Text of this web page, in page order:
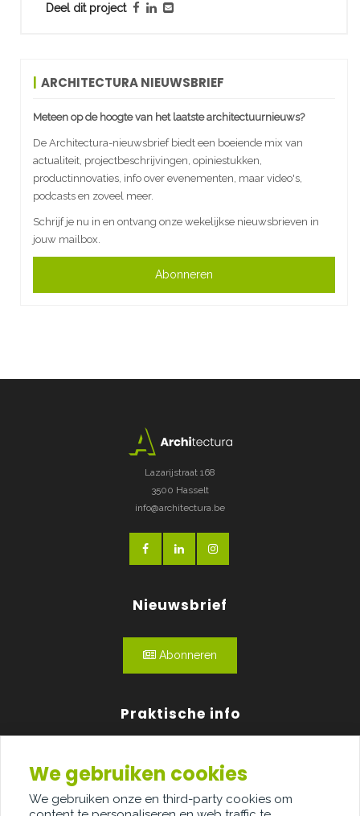
Deel dit project
ARCHITECTURA NIEUWSBRIEF
Meteen op de hoogte van het laatste architectuurnieuws?
De Architectura-nieuwsbrief biedt een boeiende mix van
actualiteit, projectbeschrijvingen, opiniestukken,
productinnovaties, info over evenementen, maar video's,
podcasts en zoveel meer.
Schrijf je nu in en ontvang onze wekelijkse nieuwsbrieven in
jouw mailbox.
Abonneren
Lazarijstraat 168
3500 Hasselt
info@architectura.be
Nieuwsbrief
Abonneren
Praktische info
Over ons
We gebruiken cookies
We gebruiken onze en third-party cookies om